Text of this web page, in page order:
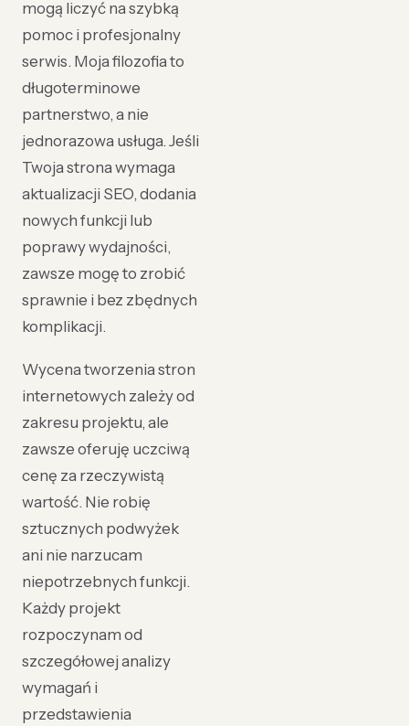
mogą liczyć na szybką
pomoc i profesjonalny
serwis. Moja filozofia to
długoterminowe
partnerstwo, a nie
jednorazowa usługa. Jeśli
Twoja strona wymaga
aktualizacji SEO, dodania
nowych funkcji lub
poprawy wydajności,
zawsze mogę to zrobić
sprawnie i bez zbędnych
komplikacji.
Wycena tworzenia stron
internetowych zależy od
zakresu projektu, ale
zawsze oferuję uczciwą
cenę za rzeczywistą
wartość. Nie robię
sztucznych podwyżek
ani nie narzucam
niepotrzebnych funkcji.
Każdy projekt
rozpoczynam od
szczegółowej analizy
wymagań i
przedstawienia